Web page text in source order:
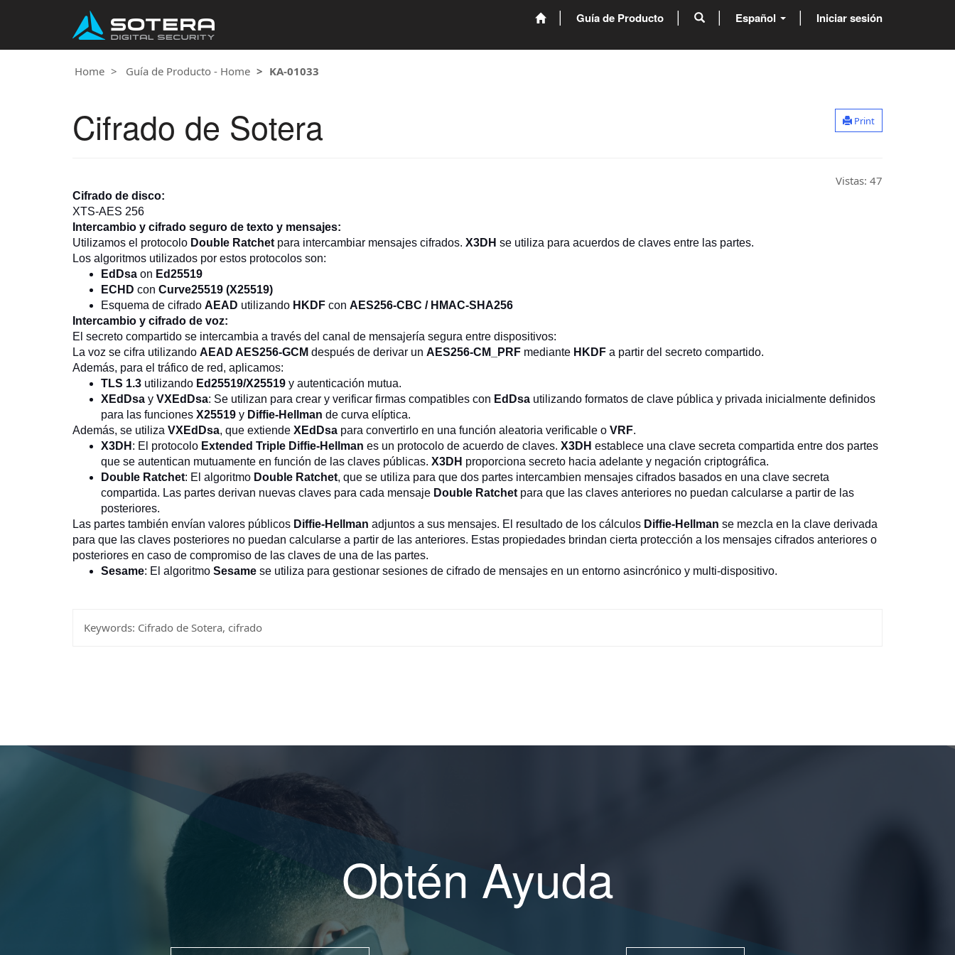
Guía de Producto Español Iniciar sesión
Home Guía de Producto - Home KA-01033
Print
Cifrado de Sotera
Vistas: 47
Cifrado de disco:
XTS-AES 256
Intercambio y cifrado seguro de texto y mensajes:
Utilizamos el protocolo Double Ratchet para intercambiar mensajes cifrados. X3DH se utiliza para acuerdos de claves entre las partes.
Los algoritmos utilizados por estos protocolos son:
EdDsa on Ed25519
ECHD con Curve25519 (X25519)
Esquema de cifrado AEAD utilizando HKDF con AES256-CBC / HMAC-SHA256
Intercambio y cifrado de voz:
El secreto compartido se intercambia a través del canal de mensajería segura entre dispositivos:
La voz se cifra utilizando AEAD AES256-GCM después de derivar un AES256-CM_PRF mediante HKDF a partir del secreto compartido.
Además, para el tráfico de red, aplicamos:
TLS 1.3 utilizando Ed25519/X25519 y autenticación mutua.
XEdDsa y VXEdDsa: Se utilizan para crear y verificar firmas compatibles con EdDsa utilizando formatos de clave pública y privada inicialmente definidos
para las funciones X25519 y Diffie-Hellman de curva elíptica.
Además, se utiliza VXEdDsa, que extiende XEdDsa para convertirlo en una función aleatoria verificable o VRF.
X3DH : El protocolo Extended Triple Diffie-Hellman es un protocolo de acuerdo de claves. X3DH establece una clave secreta compartida entre dos partes
que se autentican mutuamente en función de las claves públicas. X3DH proporciona secreto hacia adelante y negación criptográfica.
Double Ratchet: El algoritmo Double Ratchet, que se utiliza para que dos partes intercambien mensajes cifrados basados en una clave secreta
compartida. Las partes derivan nuevas claves para cada mensaje Double Ratchet para que las claves anteriores no puedan calcularse a partir de las
posteriores.
Las partes también envían valores públicos Diffie-Hellman adjuntos a sus mensajes. El resultado de los cálculos Diffie-Hellman se mezcla en la clave derivada
para que las claves posteriores no puedan calcularse a partir de las anteriores. Estas propiedades brindan cierta protección a los mensajes cifrados anteriores o
posteriores en caso de compromiso de las claves de una de las partes.
Sesame: El algoritmo Sesame se utiliza para gestionar sesiones de cifrado de mensajes en un entorno asincrónico y multi-dispositivo.
Keywords: Cifrado de Sotera, cifrado
Obtén Ayuda